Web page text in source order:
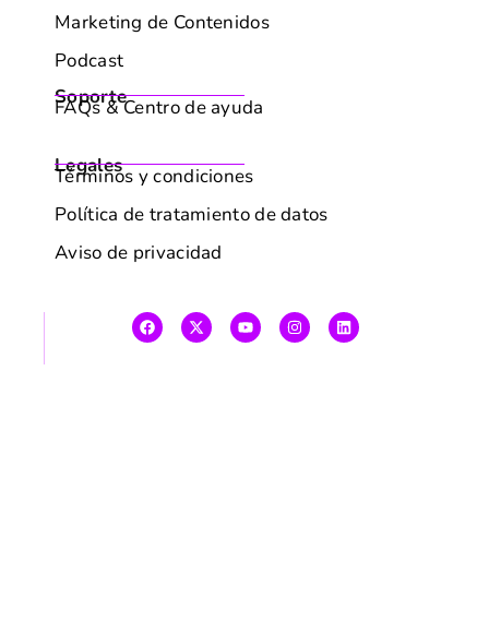
Marketing de Contenidos
Podcast
Soporte
FAQs & Centro de ayuda
Legales
Términos y condiciones
Política de tratamiento de datos
Aviso de privacidad